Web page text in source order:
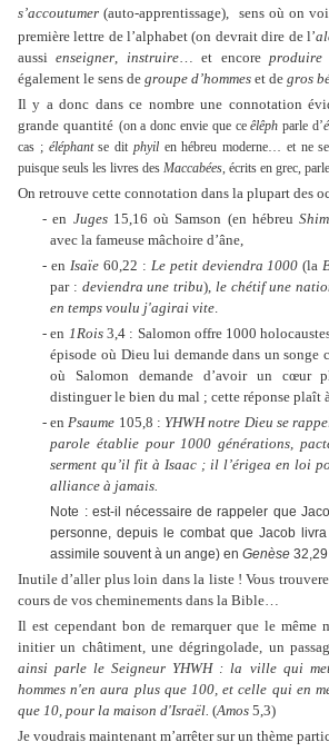
s’accoutumer (auto-apprentissage), sens où on
première lettre de l’alphabet (on devrait dire de l’
aussienseigner, instruire… et encoreproduire
également le sens de groupe d’hommes et de gros
Il y a donc dans ce nombre une connotation
grande quantité (on a donc envie que ceêlêph parle d’
cas ; éléphantse dit phyilen hébreu moderne… et ne
puisque seuls les livres des Maccabées, écrits en grec,
On retrouve cette connotation dans la plupart des
- en Juges15,16 où Samson (en hébreu
avec la fameuse mâchoire d’âne,
- en Isaïe60,22 : Le petit deviendra 1000 (la
par : deviendra une tribu), le chétif une
en temps voulu j'agirai vite.
- en 1Rois3,4 : Salomon offre 1000
épisode où Dieu lui demande dans un
où Salomon demande d’avoir un cœur
distinguer le bien du mal ; cette réponse plaît
- enPsaume 105,8 : YHWH notre Dieu se
parole établie pour 1000 générations,
serment qu’il fit à Isaac ; il l’érigea en loi
alliance à jamais.
Note : est-il nécessaire de rappeler que
personne, depuis le combat que Jacob
assimile souvent à un ange) enGenèse
Inutile d’aller plus loin dans la liste ! Vous
cours de vos cheminements dans la Bible…
Il est cependant bon de remarquer que le même
initier un châtiment, une dégringolade, un
ainsi parle le Seigneur YHWH : la ville qui
hommes n'en aura plus que 100, et celle qui en
que 10, pour la maison d'Israël. (Amos 5,3)
Je voudrais maintenant m’arrêter sur un thème